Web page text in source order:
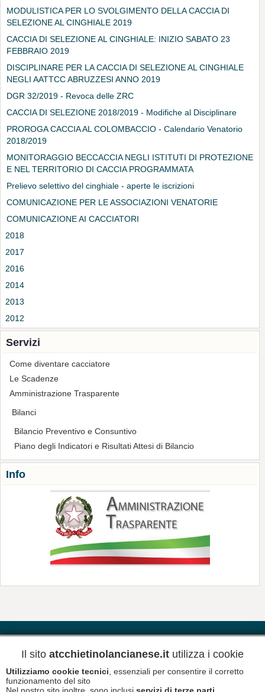
MODULISTICA PER LO SVOLGIMENTO DELLA CACCIA DI
SELEZIONE AL CINGHIALE 2019
CACCIA DI SELEZIONE AL CINGHIALE: INIZIO SABATO 23
FEBBRAIO 2019
DISCIPLINARE PER LA CACCIA DI SELEZIONE AL CINGHIALE
NEGLI AATTCC ABRUZZESI ANNO 2019
DGR 32/2019 - Revoca delle ZRC
CACCIA DI SELEZIONE 2018/2019 - Modifiche al Disciplinare
PROROGA CACCIA AL COLOMBACCIO - Calendario Venatorio
2018/2019
MONITORAGGIO BECCACCIA NEGLI ISTITUTI DI PROTEZIONE
E NEL TERRITORIO DI CACCIA PROGRAMMATA
Prelievo selettivo del cinghiale - aperte le iscrizioni
COMUNICAZIONE PER LE ASSOCIAZIONI VENATORIE
COMUNICAZIONE AI CACCIATORI
2018
2017
2016
2014
2013
2012
Servizi
Come diventare cacciatore
Le Scadenze
Amministrazione Trasparente
Bilanci
Bilancio Preventivo e Consuntivo
Piano degli Indicatori e Risultati Attesi di Bilancio
Info
Newsletter Informativa Privacy
Il sito atcchietinolancianese.it utilizza i cookie
Utilizziamo cookie tecnici , essenziali per consentire il corretto
funzionamento del sito